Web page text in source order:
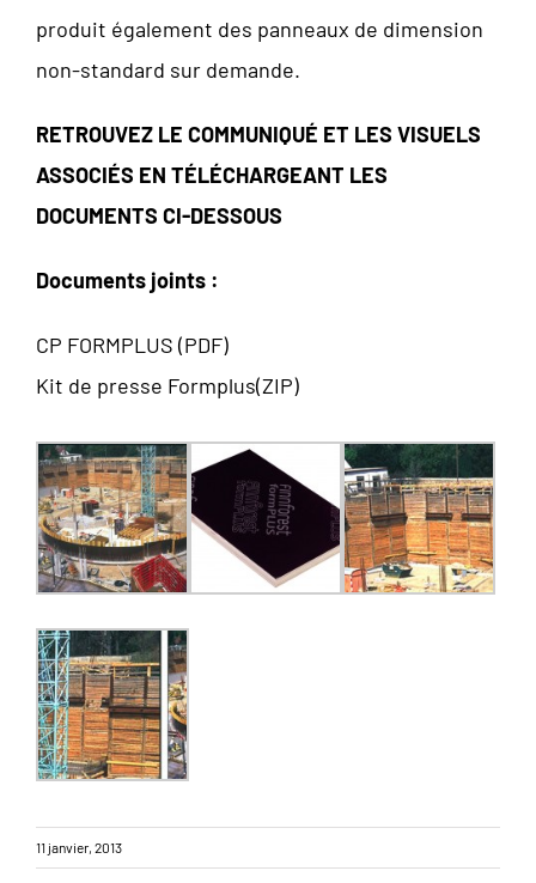
produit également des panneaux de dimension
non-standard sur demande.
RETROUVEZ LE COMMUNIQUÉ ET LES VISUELS
ASSOCIÉS EN TÉLÉCHARGEANT LES
DOCUMENTS CI-DESSOUS
Documents joints :
CP FORMPLUS (PDF)
Kit de presse Formplus(ZIP)
11 janvier, 2013